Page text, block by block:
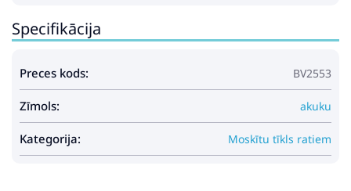
Specifikācija
Preces kods: BV2553
Zīmols: akuku
Kategorija: Moskītu tīkls ratiem